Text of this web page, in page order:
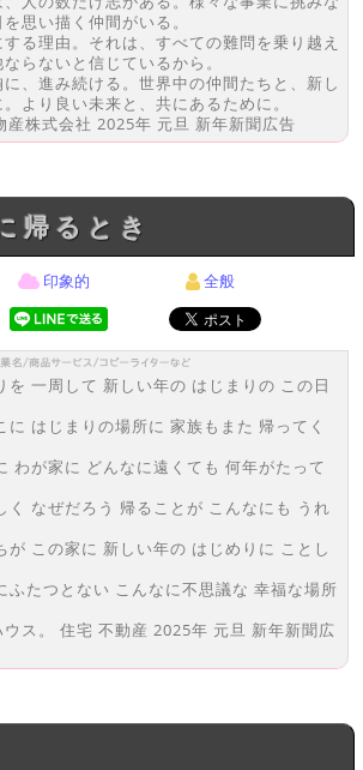
思い描く仲間がいる。
る理由。それは、すべての難問を乗り越え
らないと信じているから。
、進み続ける。世界中の仲間たちと、新し
より良い未来と、共にあるために。
産株式会社 2025年 元旦 新年新聞広告
に帰るとき
印象的 全般
を 一周して 新しい年の はじまりの この日
に はじまりの場所に 家族もまた 帰ってく
わが家に どんなに遠くても 何年がたって
く なぜだろう 帰ることが こんなにも うれ
が この家に 新しい年の はじめりに ことし
ふたつとない こんなに不思議な 幸福な場所
ス。 住宅 不動産 2025年 元旦 新年新聞広